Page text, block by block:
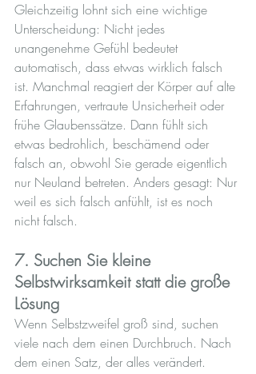
Gleichzeitig lohnt sich eine wichtige
Unterscheidung: Nicht jedes
unangenehme Gefühl bedeutet
automatisch, dass etwas wirklich falsch
ist. Manchmal reagiert der Körper auf alte
Erfahrungen, vertraute Unsicherheit oder
frühe Glaubenssätze. Dann fühlt sich
etwas bedrohlich, beschämend oder
falsch an, obwohl Sie gerade eigentlich
nur Neuland betreten. Anders gesagt: Nur
weil es sich falsch anfühlt, ist es noch
nicht falsch.
7. Suchen Sie kleine
Selbstwirksamkeit statt die große
Lösung
Wenn Selbstzweifel groß sind, suchen
viele nach dem einen Durchbruch. Nach
dem einen Satz, der alles verändert.